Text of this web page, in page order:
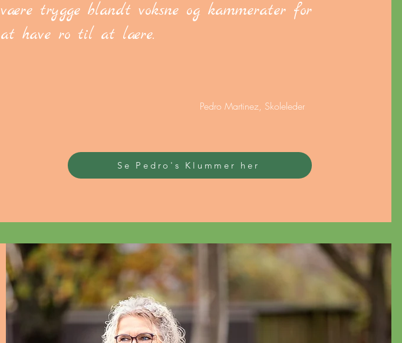
være trygge blandt voksne og kammerater for
at have ro til at lære.
Pedro Martinez, Skoleleder
Se Pedro's Klummer her